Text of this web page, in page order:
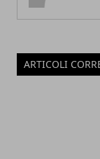
ARTICOLI